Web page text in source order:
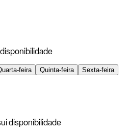
feira Quinta-feira
Sexta-feira
disponibilidade